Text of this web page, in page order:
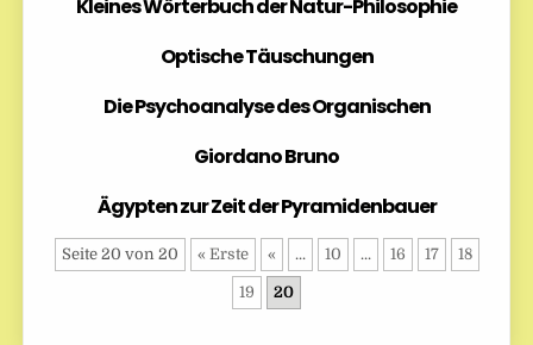
Kleines Wörterbuch der Natur-Philosophie
Optische Täuschungen
Die Psychoanalyse des Organischen
Giordano Bruno
Ägypten zur Zeit der Pyramidenbauer
Seite 20 von 20 « Erste « ... 10 ... 16 17 18
19 20